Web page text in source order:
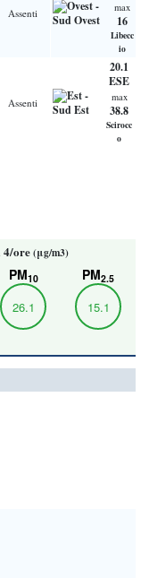
Assenti max
16
Libecc
io
Assenti
20.1
ESE
max
38.8
Scirocc
o
4/ore(μg/m3)
PM10
26.1
PM2.5
15.1